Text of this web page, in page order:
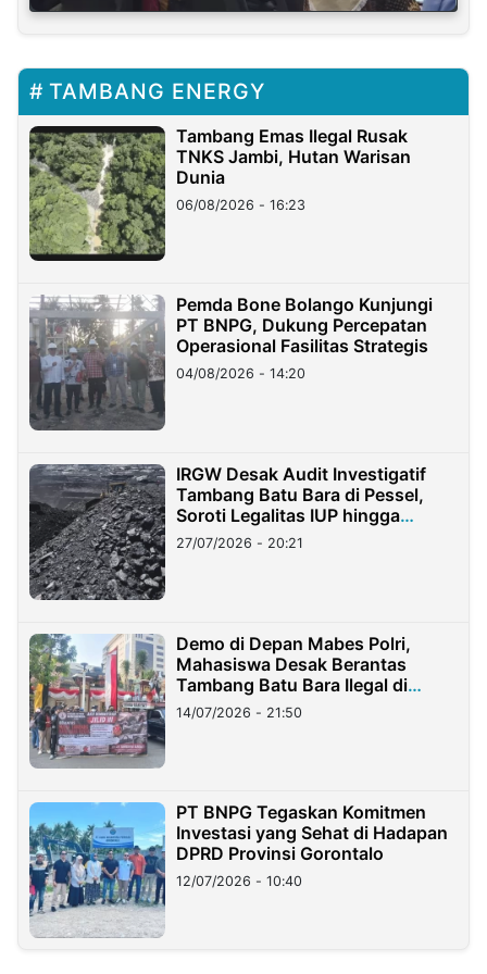
TAMBANG ENERGY
Tambang Emas Ilegal Rusak
TNKS Jambi, Hutan Warisan
Dunia
06/08/2026 - 16:23
Pemda Bone Bolango Kunjungi
PT BNPG, Dukung Percepatan
Operasional Fasilitas Strategis
04/08/2026 - 14:20
IRGW Desak Audit Investigatif
Tambang Batu Bara di Pessel,
Soroti Legalitas IUP hingga
Stockpile
27/07/2026 - 20:21
Demo di Depan Mabes Polri,
Mahasiswa Desak Berantas
Tambang Batu Bara Ilegal di
Lampung
14/07/2026 - 21:50
PT BNPG Tegaskan Komitmen
Investasi yang Sehat di Hadapan
DPRD Provinsi Gorontalo
12/07/2026 - 10:40